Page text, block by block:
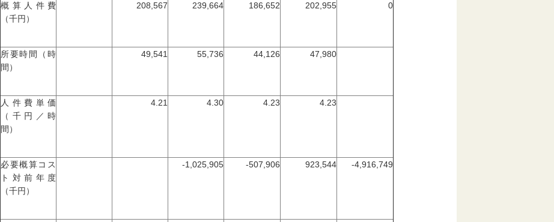
概算人件費
（千円）
208,567 239,664 186,652 202,955 0
所要時間（時
間）
49,541 55,736 44,126 47,980
人件費単価
（千円／時
間）
4.21 4.30 4.23 4.23
必要概算コス
ト対前年度
（千円）
-1,025,905 -507,906 923,544 -4,916,749